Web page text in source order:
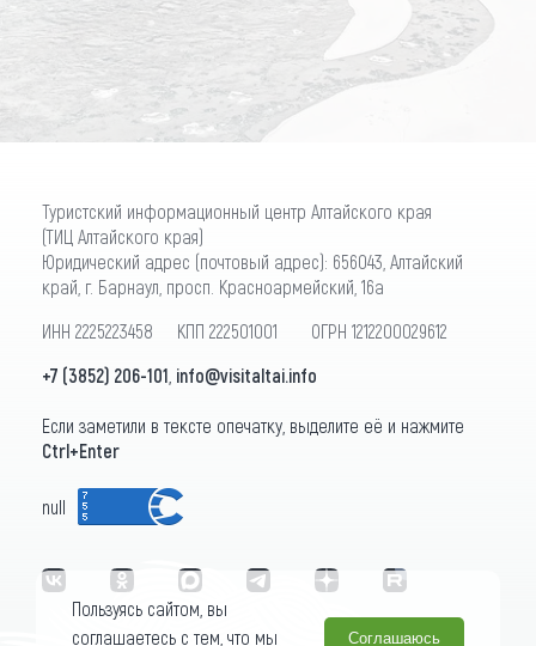
ПОДПИСАТЬСЯ
Туристский информационный центр Алтайского края
(ТИЦ Алтайского края)
Юридический адрес (почтовый адрес): 656043, Алтайский
край, г. Барнаул, просп. Красноармейский, 16а
ИНН 2225223458 КПП 222501001 ОГРН 1212200029612
+7 (3852) 206-101 info@visitaltai.info
Если заметили в тексте опечатку, выделите её и нажмите
Ctrl+Enter
null
Пользуясь сайтом, вы
соглашаетесь с тем, что мы
Соглашаюсь